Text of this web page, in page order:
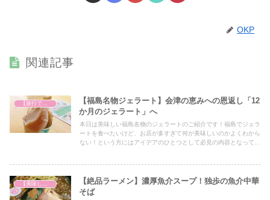
OKP
関連記事
【福島名物ジェラート】会津の恵みへの恩返し「12
か月のジェラート」へ
本日は美味しい福島名物のジェラートのご紹介です！福島でジェラ
ートを食べたいけど、お店が多すぎて何が美味しいのかよくわから
ない！という方にはアイデアのひとつとして必見の内容となってい
【絶品ラーメン】濃厚魚介スープ！独歩の魚介中華
そば